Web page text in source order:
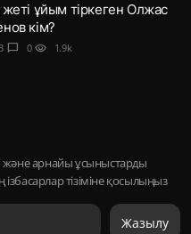
жеті ұйым тіркеген Олжас
кім?
chat_bubble 0 visibility 1.9k
арнайы ұсыныстарды
ізбасарлар тізіміне қосылыңыз
Жазылу